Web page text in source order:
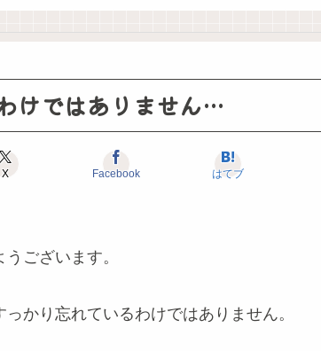
けではありません…
X Facebook はてブ
ございます。
かり忘れているわけではありません。